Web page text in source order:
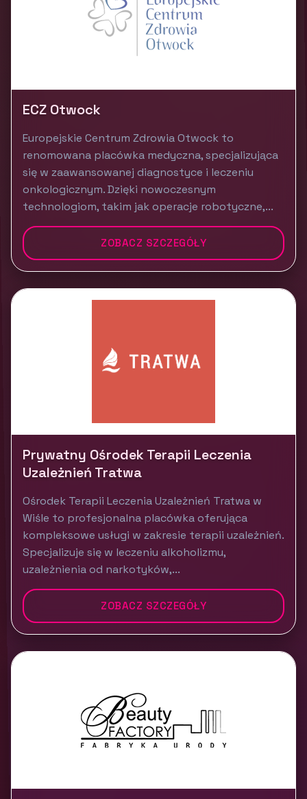
ECZ Otwock
Europejskie Centrum Zdrowia Otwock to
renomowana placówka medyczna, specjalizująca
się w zaawansowanej diagnostyce i leczeniu
onkologicznym. Dzięki nowoczesnym
technologiom, takim jak operacje robotyczne,...
ZOBACZ SZCZEGÓŁY
Prywatny Ośrodek Terapii Leczenia
Uzależnień Tratwa
Ośrodek Terapii Leczenia Uzależnień Tratwa w
Wiśle to profesjonalna placówka oferująca
kompleksowe usługi w zakresie terapii uzależnień.
Specjalizuje się w leczeniu alkoholizmu,
uzależnienia od narkotyków,...
ZOBACZ SZCZEGÓŁY